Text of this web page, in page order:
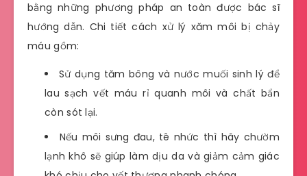
bằng những phương pháp an toàn được bác sĩ
hướng dẫn. Chi tiết cách xử lý xăm môi bị chảy
máu gồm:
Sử dụng tăm bông và nước muối sinh lý để
lau sạch vết máu rỉ quanh môi và chất bẩn
còn sót lại.
Nếu môi sưng đau, tê nhức thì hãy chườm
lạnh khô sẽ giúp làm dịu da và giảm cảm giác